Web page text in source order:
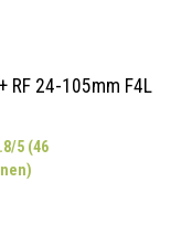
RF 24-105mm F4L
5 (46